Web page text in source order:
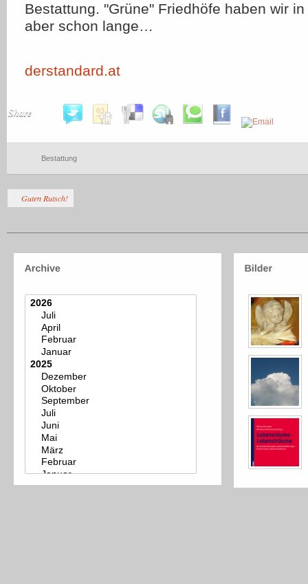
Bestattung. "Grüne" Friedhöfe haben wir
aber schon lange…
derstandard.at
Share
Bestattung
Guten Rutsch!